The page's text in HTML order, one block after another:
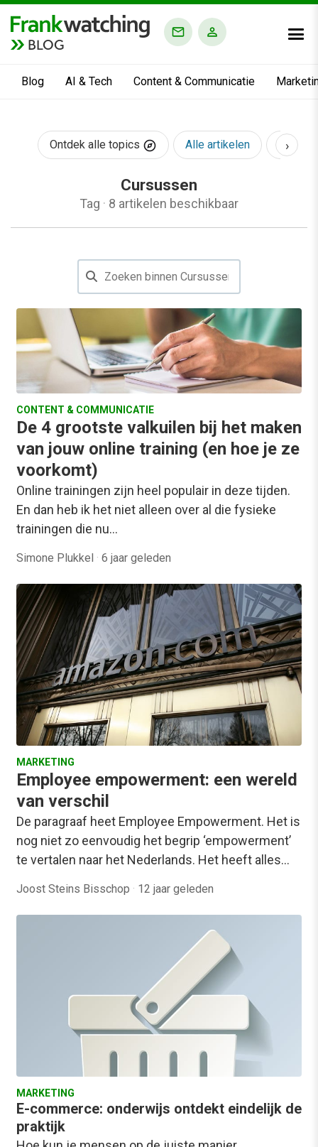
BLOG
Blog AI & Tech Content & Communicatie
Ontdek alle topics Alle artikelen AI &
›
Cursussen
Tag · 8 artikelen beschikbaar
CONTENT & COMMUNICATIE
De 4 grootste valkuilen bij het maken
van jouw online training (en hoe je ze
voorkomt)
Online trainingen zijn heel populair in deze tijden.
En dan heb ik het niet alleen over al die fysieke
trainingen die nu…
Simone Plukkel · 6 jaar geleden
MARKETING
Employee empowerment: een wereld
van verschil
De paragraaf heet Employee Empowerment. Het is
nog niet zo eenvoudig het begrip ‘empowerment’
te vertalen naar het Nederlands. Het heeft alles…
Joost Steins Bisschop · 12 jaar geleden
MARKETING
E-commerce: onderwijs ontdekt eindelijk de
praktijk